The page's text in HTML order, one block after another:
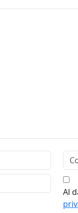
Al